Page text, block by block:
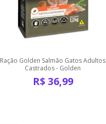
Ração Golden Salmão Gatos Adultos
Castrados - Golden
R$ 36,99